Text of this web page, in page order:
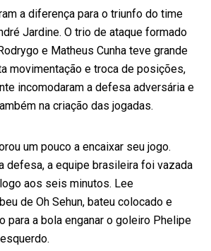
a diferença para o triunfo do time
Jardine. O trio de ataque formado
e Matheus Cunha teve grande
movimentação e troca de posições,
incomodaram a defesa adversária e
na criação das jogadas.
um pouco a encaixar seu jogo.
defesa, a equipe brasileira foi vazada
aos seis minutos. Lee
de Oh Sehun, bateu colocado e
para a bola enganar o goleiro Phelipe